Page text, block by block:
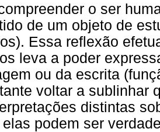
o ser
de um objeto de
Essa reflexão
leva a poder
ou da escrita
voltar a sublinhar
distintas
podem ser